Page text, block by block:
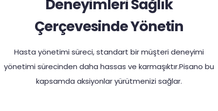
Deneyimleri Sağlık
Çerçevesinde Yönetin
Hasta yönetimi süreci, standart bir müşteri deneyimi
yönetimi sürecinden daha hassas ve karmaşıktır.Pisano bu
kapsamda aksiyonlar yürütmenizi sağlar.